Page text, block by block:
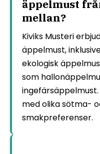
äppelmust
mellan?
Kiviks Musteri
äppelmust,
ekologisk
som
med olika sötma-
smakpreferenser.